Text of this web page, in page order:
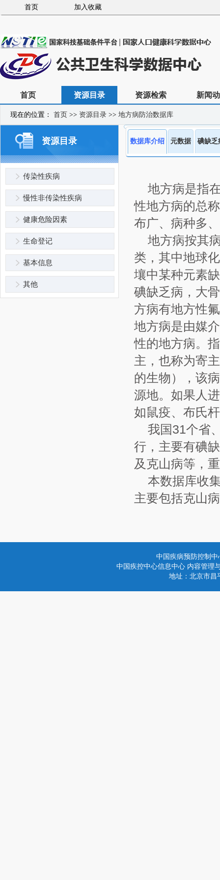
首页 加入收藏
首页 资源目录 资源检索 新闻
现在的位置： 首页 >> 资源目录 >> 地方病防治数据库
资源目录
传染性疾病
慢性非传染性疾病
健康危险因素
生命登记
基本信息
其他
数据库介绍 元数据 碘缺乏
地方病是指
性地方病的总
布广、病种多
地方病按其
类，其中地球
壤中某种元素
碘缺乏病，大
方病有地方性
地方病是由媒
性的地方病。
主，也称为寄
的生物），该
源地。如果人
如鼠疫、布氏
我国31个省
行，主要有碘
及克山病等，
本数据库收
主要包括克山
中国疾病预防控制
中国疾控中心信息中心 内容管理
地址：北京市昌